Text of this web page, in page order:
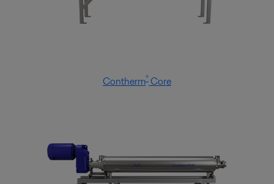
Contherm® Core